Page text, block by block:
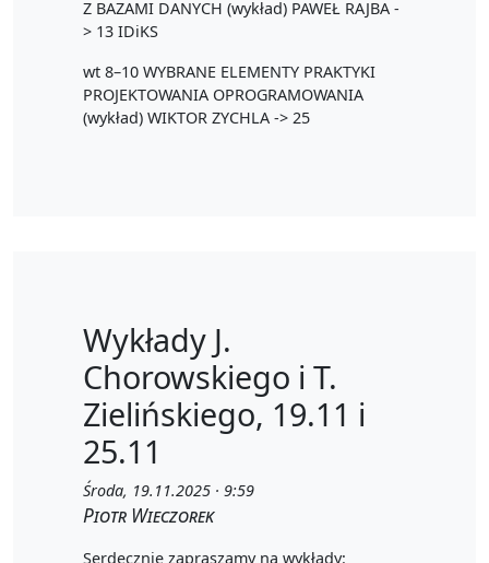
Z BAZAMI DANYCH (wykład) PAWEŁ RAJBA -
> 13 IDiKS
wt 8–10 WYBRANE ELEMENTY PRAKTYKI
PROJEKTOWANIA OPROGRAMOWANIA
(wykład) WIKTOR ZYCHLA -> 25
Wykłady J.
Chorowskiego i T.
Zielińskiego, 19.11 i
25.11
Środa, 19.11.2025 · 9:59
Piotr Wieczorek
Serdecznie zapraszamy na wykłady: